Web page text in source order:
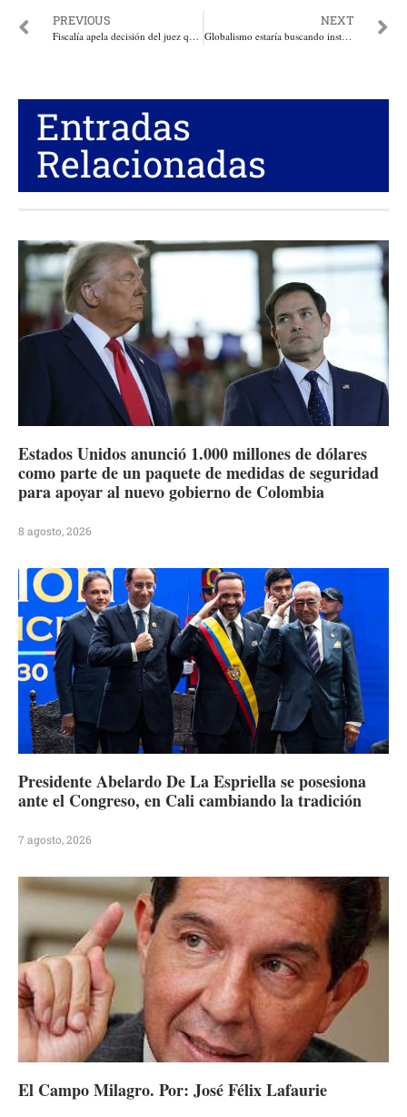
PREVIOUS
Fiscalía apela decisión del juez que mandó para la casa a la presunta cabecilla de Los Wadys, implicados en homicidios y hurtos en Atlántico
NEXT
Globalismo estaría buscando instalar el sistema de Social Credit Score Card, el mismo que tiene China para ejercer control en la población: Doctor Robert Malone
Entradas
Relacionadas
Estados Unidos anunció 1.000 millones de dólares
como parte de un paquete de medidas de seguridad
para apoyar al nuevo gobierno de Colombia
8 agosto, 2026
Presidente Abelardo De La Espriella se posesiona
ante el Congreso, en Cali cambiando la tradición
7 agosto, 2026
El Campo Milagro. Por: José Félix Lafaurie